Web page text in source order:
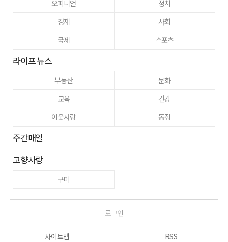
오피니언
정치
경제
사회
국제
스포츠
라이프 뉴스
부동산
문화
교육
건강
이웃사랑
동정
주간매일
고향사랑
구미
로그인
사이트맵 RSS